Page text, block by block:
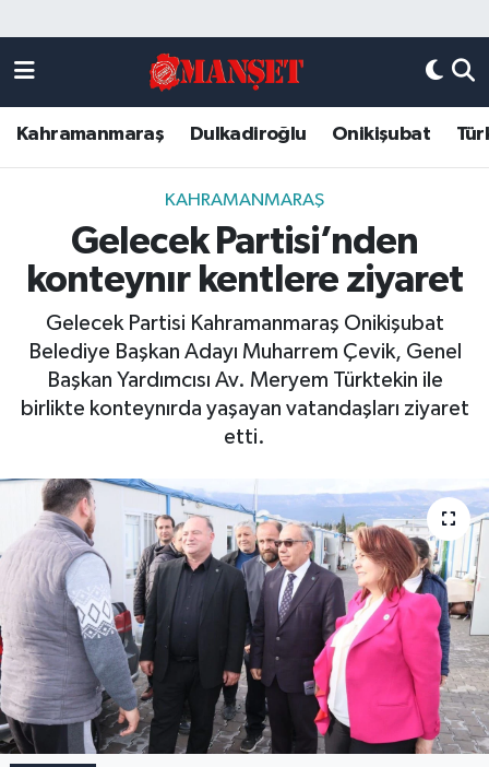
Kahramanmaraş Dulkadiroğlu Onikişubat
KAHRAMANMARAŞ
Gelecek Partisi’nden
konteynır kentlere ziyaret
Gelecek Partisi Kahramanmaraş Onikişubat
Belediye Başkan Adayı Muharrem Çevik, Genel
Başkan Yardımcısı Av. Meryem Türktekin ile
birlikte konteynırda yaşayan vatandaşları ziyaret
etti.
DULKADİROĞLU
KAHRAMANMARAŞ
ONİKİŞUBAT
Künye
Kahramanmaraş Nöbetçi Eczaneler
Kahramanmaraş Hava Durumu
Kahramanmaraş Trafik Yoğunluk Haritası
Süper Lig Puan Durumu ve Fikstür
Son Dakika Haberleri
Haber Arşivi